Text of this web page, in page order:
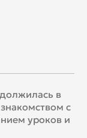
в
с
уроков и